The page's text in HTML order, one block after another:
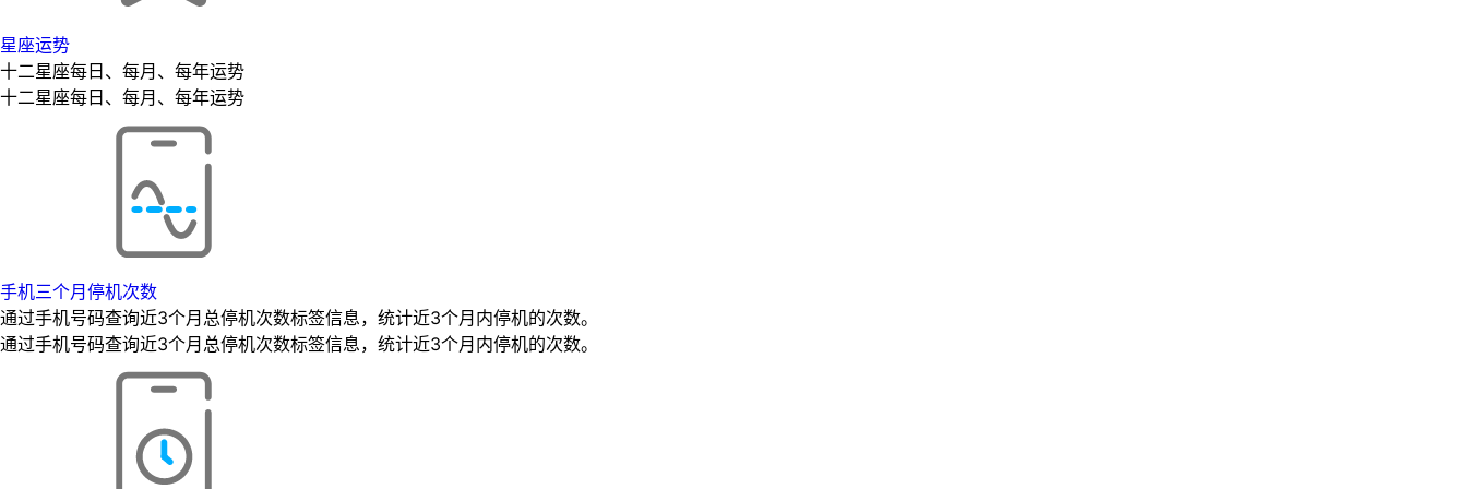
星座运势
十二星座每日、每月、每年运势
十二星座每日、每月、每年运势
手机三个月停机次数
通过手机号码查询近3个月总停机次数标签信息，统计近3个月内停机的次数。
通过手机号码查询近3个月总停机次数标签信息，统计近3个月内停机的次数。